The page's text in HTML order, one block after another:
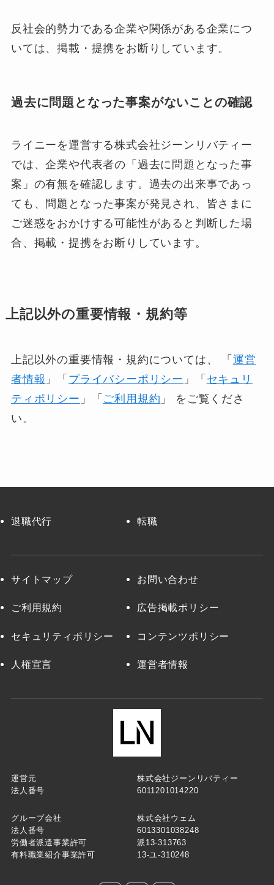
反社会的勢力である企業や関係がある企業につ
いては、掲載・提携をお断りしています。
過去に問題となった事案がないことの確認
ライニーを運営する株式会社ジーンリバティー
では、企業や代表者の「過去に問題となった事
案」の有無を確認します。過去の出来事であっ
ても、問題となった事案が発見され、皆さまに
ご迷惑をおかけする可能性があると判断した場
合、掲載・提携をお断りしています。
上記以外の重要情報・規約等
上記以外の重要情報・規約については、 「運営
者情報 」「 プライバシーポリシー 」「 セキュリ
ティポリシー 」「 ご利用規約 」 をご覧くださ
い。
退職代行 転職
サイトマップ お問い合わせ
ご利用規約 広告掲載ポリシー
セキュリティポリシー コンテンツポリシー
人権宣言 運営者情報
運営元
株式会社ジーンリバティー
法人番号
6011201014220
グループ会社
株式会社ウェム
法人番号
6013301038248
労働者派遣事業許可
派13-313763
有料職業紹介事業許可
13-ユ-310248